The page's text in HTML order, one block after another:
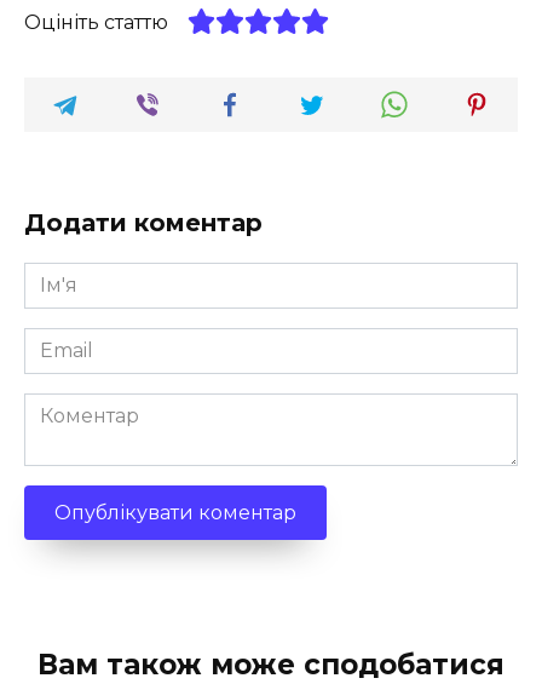
Оцініть статтю
Додати коментар
Ім'я
*
Email
*
Коментар
Вам також може сподобатися